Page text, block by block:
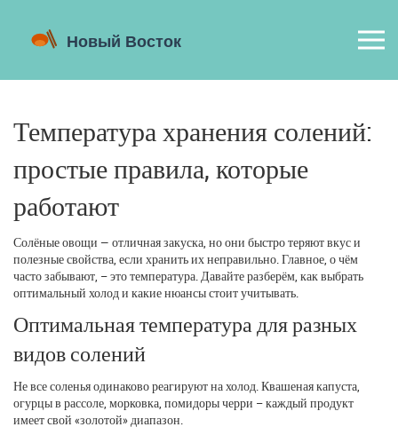
Температура хранения солений:
простые правила, которые
работают
Солёные овощи — отличная закуска, но они быстро теряют вкус и
полезные свойства, если хранить их неправильно. Главное, о чём
часто забывают, – это температура. Давайте разберём, как выбрать
оптимальный холод и какие нюансы стоит учитывать.
Оптимальная температура для разных
видов солений
Не все соленья одинаково реагируют на холод. Квашеная капуста,
огурцы в рассоле, морковка, помидоры черри – каждый продукт
имеет свой «золотой» диапазон.